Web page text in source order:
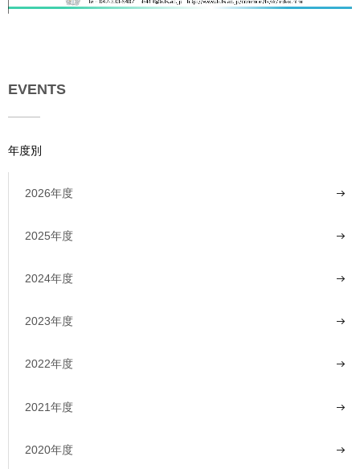
EVENTS
年度別
2026年度
2025年度
2024年度
2023年度
2022年度
2021年度
2020年度